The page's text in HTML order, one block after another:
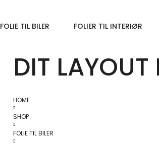
FOLIE TIL BILER FOLIER TIL INTERIØR
DIT LAYOUT
HOME
SHOP
FOLIE TIL BILER